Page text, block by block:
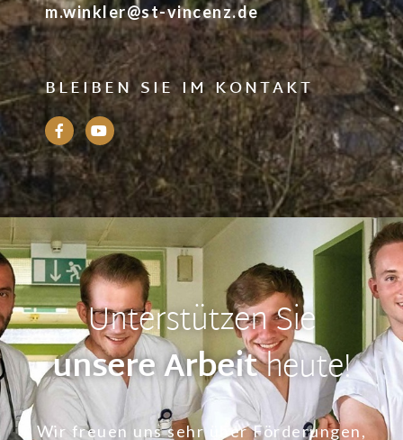
m.winkler@st-vincenz.de
BLEIBEN SIE IM KONTAKT
Unterstützen Sie
unsere Arbeitheute!
Wir freuen uns sehr über Förderungen,